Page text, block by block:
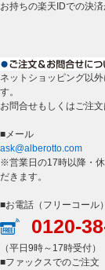
お持ちの楽天IDでの決
ネットショッピング以
す。
お問合せもしくはご注
■メール
ask@alberotto.com
※営業日の17時以降・
だきます。
■お電話（フリーコール）
0120-
（平日9時～17時受付）
■ファックスでのご注文